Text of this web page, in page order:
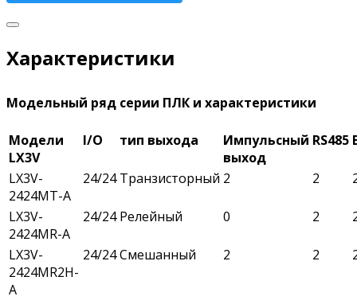
Характеристики
Модельный ряд серии ПЛК и характеристики
Модели
LX3V
I/O тип выхода
Импульсный
выход
RS485
LX3V-
2424MT-A
24/24 Транзисторный 2 2
LX3V-
2424MR-A
24/24 Релейный 0 2
LX3V-
2424MR2H-
A
24/24Смешанный 2 2